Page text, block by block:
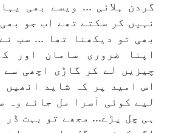
گردن ہلائی ... ویسے بھی
نہیں کر سکتے تھے اب جو
بھی تو دیکھنا تھا ... سب
اپنا ضروری سامان اور
چیزیں لے کر گاڑی اچھی سے
اس امید پر کہ شاید انھیں
لیے کوئی آسرا مل جائے وہ
ہی چل پڑے... مجھے تو بہت ڈر